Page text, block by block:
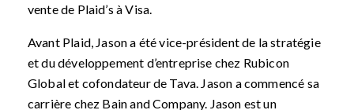
vente de Plaid’s à Visa.
Avant Plaid, Jason a été vice-président de la stratégie
et du développement d’entreprise chez Rubicon
Global et cofondateur de Tava. Jason a commencé sa
carrière chez Bain and Company. Jason est un